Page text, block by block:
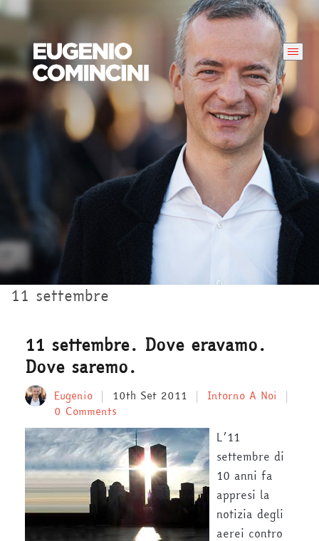
11 settembre
11 settembre. Dove eravamo.
Dove saremo.
Eugenio 10th Set 2011
Intorno A Noi
0 Comments
L’11
settembre di
10 anni fa
appresi la
notizia degli
aerei contro